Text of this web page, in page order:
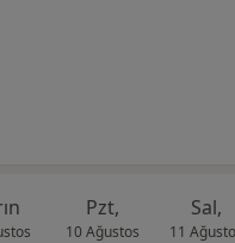
Pzt,
10 Ağustos
Sal,
11